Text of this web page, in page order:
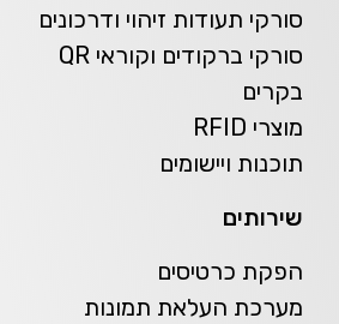
סורקי תעודות זיהוי ודרכונים
סורקי ברקודים וקוראי QR
בקרים
מוצרי RFID
תוכנות ויישומים
שירותים
הפקת כרטיסים
מערכת העלאת תמונות